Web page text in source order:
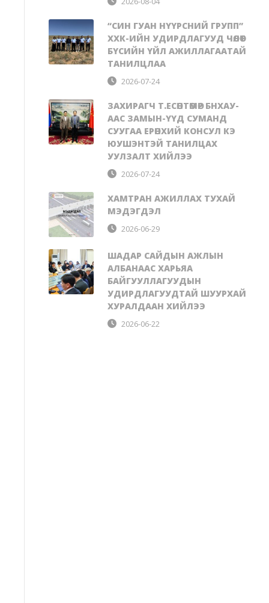
“СИН ГУАН НҮҮРСНИЙ ГРУПП”
ХХК-ИЙН УДИРДЛАГУУД ЧӨЛӨӨТ
БҮСИЙН ҮЙЛ АЖИЛЛАГААТАЙ
ТАНИЛЦЛАА
2026-07-24
ЗАХИРАГЧ Т.ЕСӨНТӨМӨР БНХАУ-
ААС ЗАМЫН-ҮҮД СУМАНД
СУУГАА ЕРӨНХИЙ КОНСУЛ КЭ
ЮУШЭНТЭЙ ТАНИЛЦАХ
УУЛЗАЛТ ХИЙЛЭЭ
2026-07-24
ХАМТРАН АЖИЛЛАХ ТУХАЙ
МЭДЭГДЭЛ
2026-06-29
ШАДАР САЙДЫН АЖЛЫН
АЛБАНААС ХАРЬЯА
БАЙГУУЛЛАГУУДЫН
УДИРДЛАГУУДТАЙ ШУУРХАЙ
ХУРАЛДААН ХИЙЛЭЭ
2026-06-22